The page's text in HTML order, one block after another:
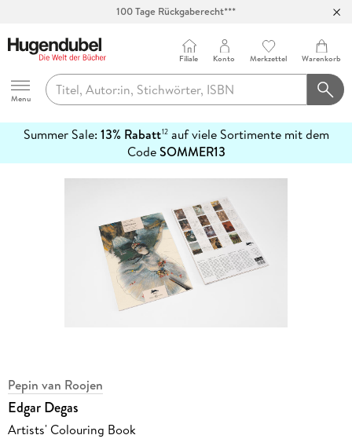
100 Tage Rückgaberecht***
Hugendubel
Menu
Filiale Konto Merkzettel Warenkorb
Summer Sale: 13% Rabatt12auf viele Sortimente mit dem
CodeSOMMER13
erfahren
Pepin van Roojen
Edgar Degas
Artists' Colouring Book